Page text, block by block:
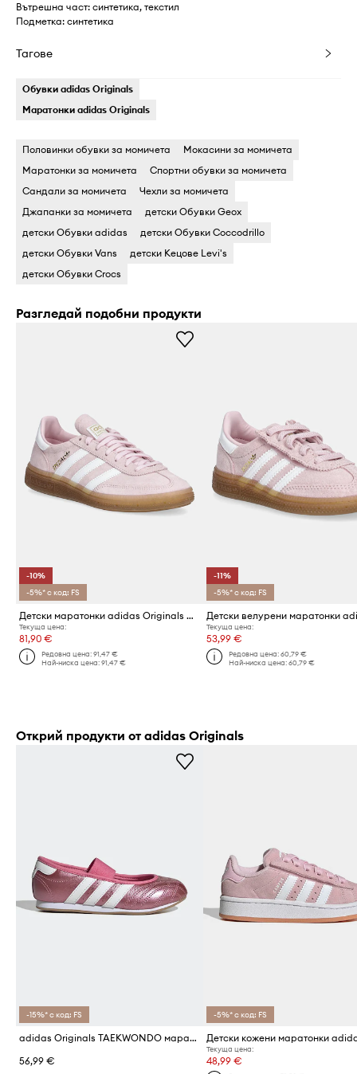
Вътрешна част: синтетика, текстил
Подметка: синтетика
Тагове
Обувки adidas Originals
Маратонки adidas Originals
Половинки обувки за момичета
Мокасини за момичета
Маратонки за момичета
Спортни обувки за момичета
Сандали за момичета
Чехли за момичета
Джапанки за момичета
детски Обувки Geox
детски Обувки adidas
детски Обувки Coccodrillo
детски Обувки Vans
детски Кецове Levi's
детски Обувки Crocs
Разгледай подобни продукти
-10%
-5%* с код: FS
Детски маратонки adidas Originals HANDBALL SPEZIAL
Текуща цена:
81,90 €
Редовна цена:91,47 €
Най-ниска цена:91,47 €
-11%
-5%* с код: FS
Текуща цена:
53,99 €
Редовна цена: 60,79 €
Най-ниска цена: 60,79 €
Открий продукти от adidas Originals
-15%* с код: FS
adidas Originals TAEKWONDO маратонки за деца от кожа
56,99 €
-5%* с код: FS
Текуща цена:
48,99 €